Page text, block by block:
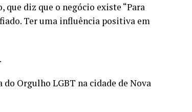
diz que o negócio existe “Para
Ter uma influência positiva em
Orgulho LGBT na cidade de Nova